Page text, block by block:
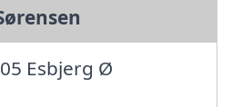
Esbjerg Ø